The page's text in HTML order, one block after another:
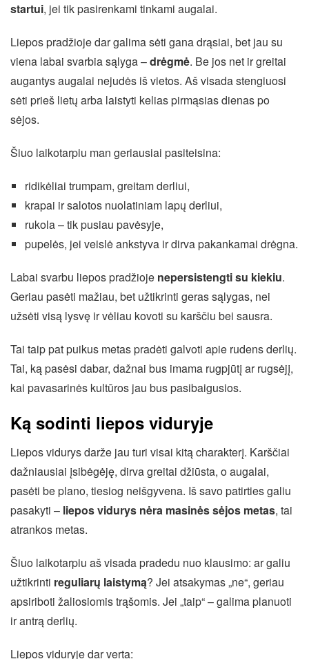
startui, jei tik pasirenkami tinkami augalai.
Liepos pradžioje dar galima sėti gana drąsiai, bet jau su
viena labai svarbia sąlyga –drėgmė. Be jos net ir greitai
augantys augalai nejudės iš vietos. Aš visada stengiuosi
sėti prieš lietų arba laistyti kelias pirmąsias dienas po
sėjos.
Šiuo laikotarpiu man geriausiai pasiteisina:
ridikėliai trumpam, greitam derliui,
krapai ir salotos nuolatiniam lapų derliui,
rukola – tik pusiau pavėsyje,
pupelės, jei veislė ankstyva ir dirva pakankamai drėgna.
Labai svarbu liepos pradžioje nepersistengti su kiekiu.
Geriau pasėti mažiau, bet užtikrinti geras sąlygas, nei
užsėti visą lysvę ir vėliau kovoti su karščiu bei sausra.
Tai taip pat puikus metas pradėti galvoti apie rudens derlių.
Tai, ką pasėsi dabar, dažnai bus imama rugpjūtį ar rugsėjį,
kai pavasarinės kultūros jau bus pasibaigusios.
Ką sodinti liepos viduryje
Liepos vidurys darže jau turi visai kitą charakterį. Karščiai
dažniausiai įsibėgėję, dirva greitai džiūsta, o augalai,
pasėti be plano, tiesiog neišgyvena. Iš savo patirties galiu
pasakyti – liepos vidurys nėra masinės sėjos metas, tai
atrankos metas.
Šiuo laikotarpiu aš visada pradedu nuo klausimo: ar galiu
užtikrinti reguliarų laistymą? Jei atsakymas „ne“, geriau
apsiriboti žaliosiomis trąšomis. Jei „taip“ – galima planuoti
ir antrą derlių.
Liepos viduryje dar verta: